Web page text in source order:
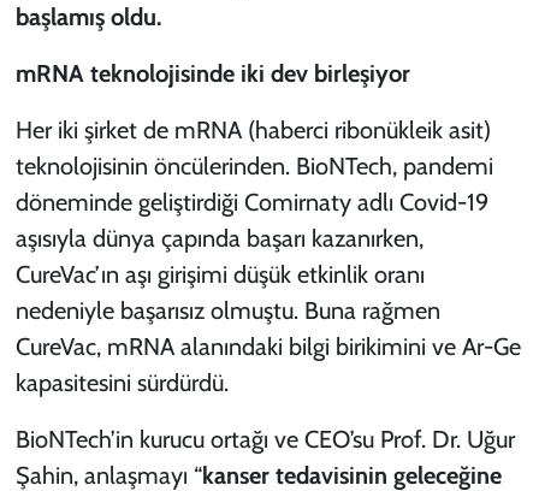
başlamış oldu.
mRNA teknolojisinde iki dev birleşiyor
Her iki şirket de mRNA (haberci ribonükleik asit)
teknolojisinin öncülerinden. BioNTech, pandemi
döneminde geliştirdiği Comirnaty adlı Covid-19
aşısıyla dünya çapında başarı kazanırken,
CureVac’ın aşı girişimi düşük etkinlik oranı
nedeniyle başarısız olmuştu. Buna rağmen
CureVac, mRNA alanındaki bilgi birikimini ve Ar-Ge
kapasitesini sürdürdü.
BioNTech’in kurucu ortağı ve CEO’su Prof. Dr. Uğur
Şahin, anlaşmayı “kanser tedavisinin geleceğine